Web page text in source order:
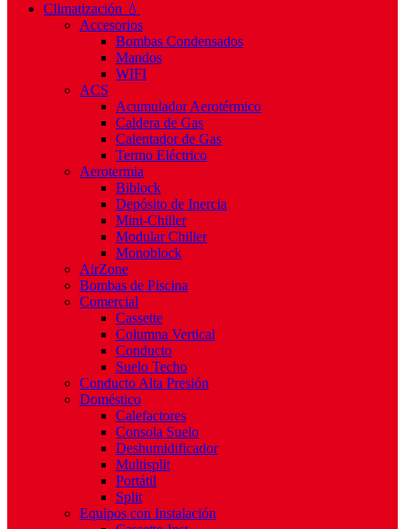
Climatización 💧
Accesorios
Bombas Condensados
Mandos
WIFI
ACS
Acumulador Aerotérmico
Caldera de Gas
Calentador de Gas
Termo Eléctrico
Aerotermia
Biblock
Depósito de Inercia
Mini-Chiller
Modular Chiller
Monoblock
AirZone
Bombas de Piscina
Comercial
Cassette
Columna Vertical
Conducto
Suelo Techo
Conducto Alta Presión
Doméstico
Calefactores
Consola Suelo
Deshumidificador
Multisplit
Portátil
Split
Equipos con Instalación